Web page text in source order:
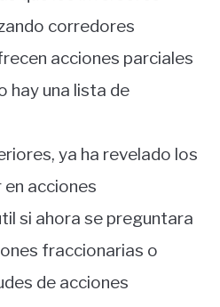
corredores
acciones parciales
hay una lista de
ya ha revelado los
acciones
si ahora se preguntara
fraccionarias o
de acciones